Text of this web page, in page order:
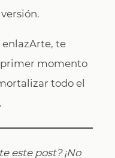
enlazArte, te
primer momento
todo el
este post? ¡No